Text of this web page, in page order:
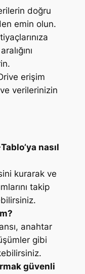
doğru
emin olun.
erişim
verilerinizin
nasıl
kurarak ve
takip
anahtar
gibi
güvenli